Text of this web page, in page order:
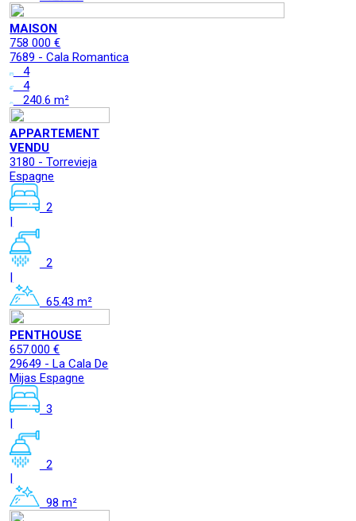
MAISON
758 000 €
7689 - Cala Romantica
4
4
240.6 m²
APPARTEMENT
VENDU
3180 - Torrevieja
Espagne
2
|
2
|
65.43 m²
PENTHOUSE
657.000 €
29649 - La Cala De
Mijas Espagne
3
|
2
98 m²